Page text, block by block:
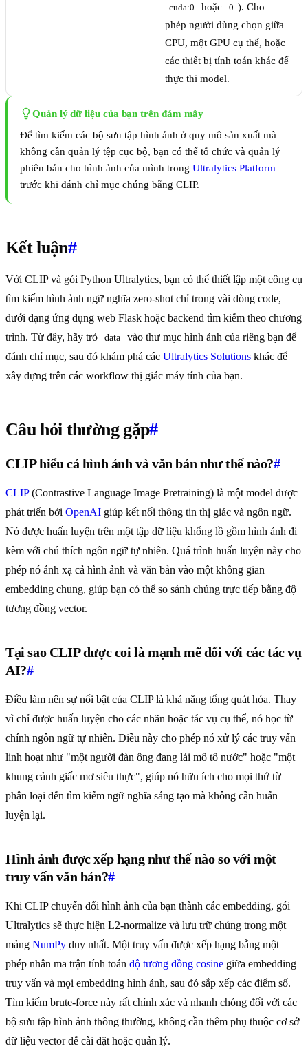
cuda:0 hoặc 0 ). Cho
phép người dùng chọn giữa
CPU, một GPU cụ thể, hoặc
các thiết bị tính toán khác để
thực thi model.
Quản lý dữ liệu của bạn trên đám mây
Để tìm kiếm các bộ sưu tập hình ảnh ở quy mô sản xuất mà
không cần quản lý tệp cục bộ, bạn có thể tổ chức và quản lý
phiên bản cho hình ảnh của mình trong Ultralytics Platform
trước khi đánh chỉ mục chúng bằng CLIP.
Kết luận#
Với CLIP và gói Python Ultralytics, bạn có thể thiết lập một công cụ
tìm kiếm hình ảnh ngữ nghĩa zero-shot chỉ trong vài dòng code,
dưới dạng ứng dụng web Flask hoặc backend tìm kiếm theo chương
trình. Từ đây, hãy trỏ
data
vào thư mục hình ảnh của riêng bạn để
đánh chỉ mục, sau đó khám phá các Ultralytics Solutions khác để
xây dựng trên các workflow thị giác máy tính của bạn.
Câu hỏi thường gặp#
CLIP hiểu cả hình ảnh và văn bản như thế nào?#
CLIP(Contrastive Language Image Pretraining) là một model được
phát triển bởi OpenAI giúp kết nối thông tin thị giác và ngôn ngữ.
Nó được huấn luyện trên một tập dữ liệu khổng lồ gồm hình ảnh đi
kèm với chú thích ngôn ngữ tự nhiên. Quá trình huấn luyện này cho
phép nó ánh xạ cả hình ảnh và văn bản vào một không gian
embedding chung, giúp bạn có thể so sánh chúng trực tiếp bằng độ
tương đồng vector.
Tại sao CLIP được coi là mạnh mẽ đối với các tác vụ
AI?#
Điều làm nên sự nổi bật của CLIP là khả năng tổng quát hóa. Thay
vì chỉ được huấn luyện cho các nhãn hoặc tác vụ cụ thể, nó học từ
chính ngôn ngữ tự nhiên. Điều này cho phép nó xử lý các truy vấn
linh hoạt như "một người đàn ông đang lái mô tô nước" hoặc "một
khung cảnh giấc mơ siêu thực", giúp nó hữu ích cho mọi thứ từ
phân loại đến tìm kiếm ngữ nghĩa sáng tạo mà không cần huấn
luyện lại.
Hình ảnh được xếp hạng như thế nào so với một
truy vấn văn bản?#
Khi CLIP chuyển đổi hình ảnh của bạn thành các embedding, gói
Ultralytics sẽ thực hiện L2-normalize và lưu trữ chúng trong một
mảng NumPy duy nhất. Một truy vấn được xếp hạng bằng một
phép nhân ma trận tính toán độ tương đồng cosine giữa embedding
truy vấn và mọi embedding hình ảnh, sau đó sắp xếp các điểm số.
Tìm kiếm brute-force này rất chính xác và nhanh chóng đối với các
bộ sưu tập hình ảnh thông thường, không cần thêm phụ thuộc cơ sở
dữ liệu vector để cài đặt hoặc quản lý.